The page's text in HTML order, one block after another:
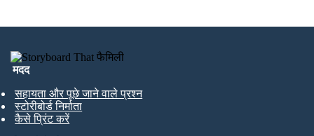
मदद
सहायता और पूछे जाने वाले प्रश्न
स्टोरीबोर्ड निर्माता
कैसे प्रिंट करें